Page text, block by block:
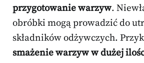
przygotowanie warzyw.
obróbki mogą prowadzić do
składników odżywczych.
smażenie warzyw w dużej